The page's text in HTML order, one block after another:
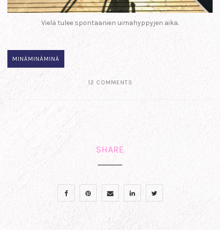
Vielä tulee spontaanien uimahyppyjen aika.
MINÄMINÄMINÄ
12 COMMENTS
SHARE